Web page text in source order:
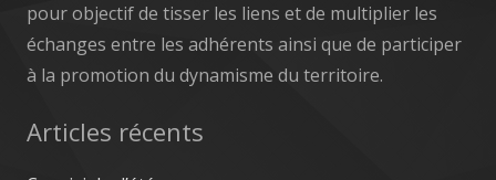
pour objectif de tisser les liens et de multiplier les
échanges entre les adhérents ainsi que de participer
à la promotion du dynamisme du territoire.
Articles récents